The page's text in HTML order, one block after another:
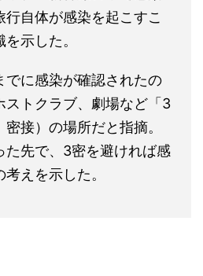
自体が感染を起こすこ
示した。
に感染が確認されたの
ストクラブ、劇場など「3
接）の場所だと指摘。
た先で、3密を避ければ感
えを示した。